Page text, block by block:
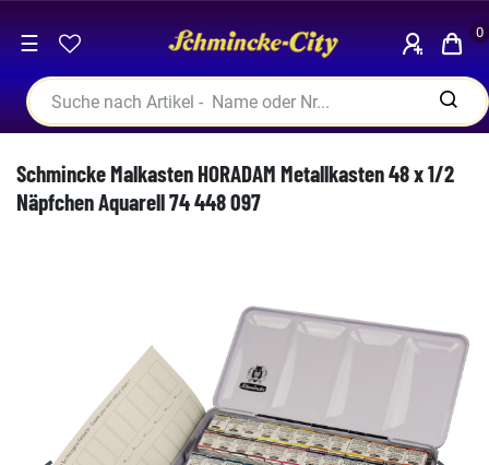
☰ 0
Schmincke Malkasten HORADAM Metallkasten 48 x 1/2
Näpfchen Aquarell 74 448 097